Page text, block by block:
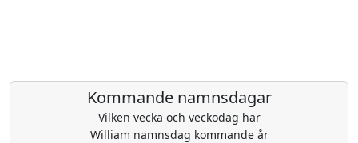
Kommande namnsdagar
Vilken vecka och veckodag har
William namnsdag kommande år